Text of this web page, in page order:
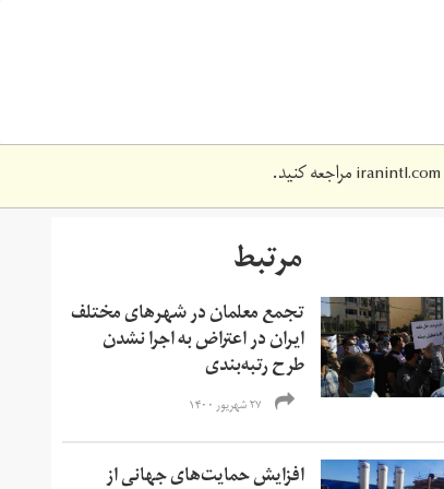
iranintl.comمراجعه کنید.
مرتبط
تجمع معلمان در شهرهای مختلف
ایران در اعتراض به اجرا نشدن
طرح رتبه‌بندی
۲۷ شهریور ۱۴۰۰
افزایش حمایت‌های جهانی از